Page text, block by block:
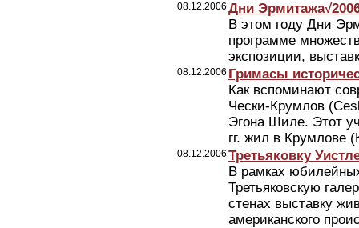
08.12.2006 Дни
В этом году Дни
программе
экспозиции,
08.12.2006 Гримасы
Как вспоминают
Чески-Крумлов
Эгона Шиле. Этот
гг. жил в Крумлове
08.12.2006 Третьяковку
В рамках
Третьяковскую
стенах выставку
американского